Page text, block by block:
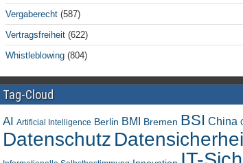
Vergaberecht (587)
Vertragsfreiheit (622)
Whistleblowing (804)
Tag-Cloud
AI Artificial Intelligence Berlin BMI Bremen BSI China
Datenschutz